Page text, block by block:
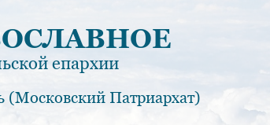
епархии
(Московский Патриархат)